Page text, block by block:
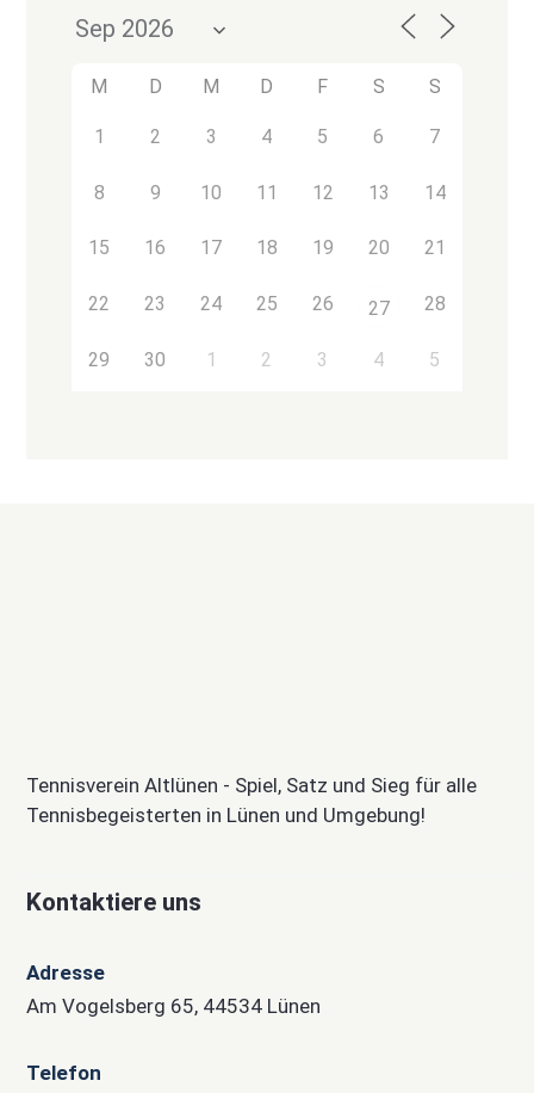
M D M D F S S
1 2 3 4 5 6 7
8 9 10 11 12 13 14
15 16 17 18 19 20 21
22 23 24 25 26 27 28
29 30 1 2 3 4 5
Tennisverein Altlünen - Spiel, Satz und Sieg für alle
Tennisbegeisterten in Lünen und Umgebung!
Kontaktiere uns
Adresse
Am Vogelsberg 65, 44534 Lünen
Telefon